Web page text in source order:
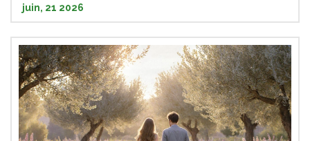
juin, 21 2026